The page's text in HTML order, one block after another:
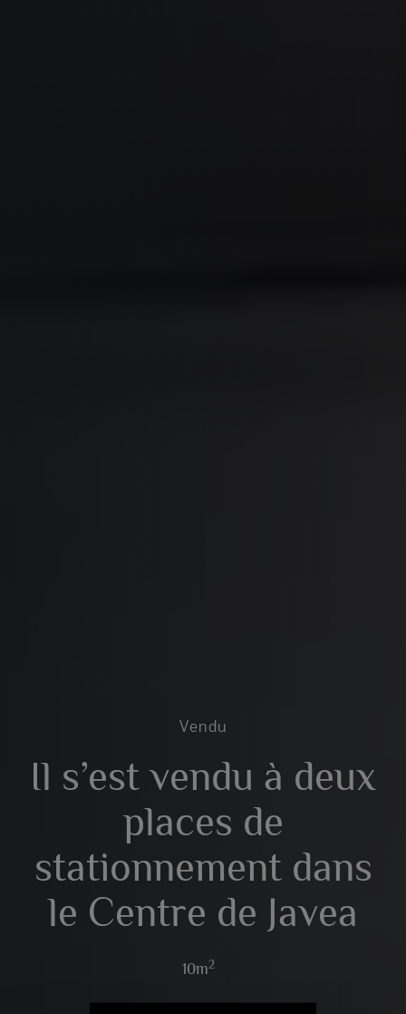
Vendu
Il s’est vendu à deux
places de
stationnement dans
le Centre de Javea
10m2